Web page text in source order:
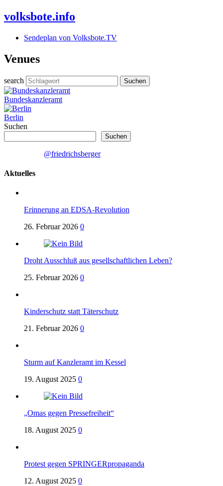
volksbote.info
Sendeplan von Volksbote.TV
Venues
search
Bundeskanzleramt
Berlin
Suchen
Suchen
@friedrichsberger
Aktuelles
Erinnerung an EDSA-Revolution
26. Februar 2026 0
Droht Ausschluß aus gesellschaftlichen Leben?
25. Februar 2026 0
Kinderschutz statt Täterschutz
21. Februar 2026 0
Sturm auf Kanzleramt im Kessel
19. August 2025 0
„Omas gegen Pressefreiheit“
18. August 2025 0
Protest gegen SPRINGERpropaganda
12. August 2025 0